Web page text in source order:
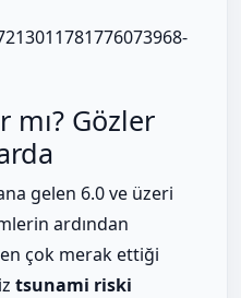
mı? Gözler
gelen 6.0 ve üzeri
ardından
çok merak ettiği
tsunami riski